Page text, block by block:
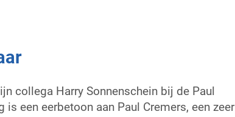
collega Harry Sonnenschein bij de Paul
een eerbetoon aan Paul Cremers, een zeer